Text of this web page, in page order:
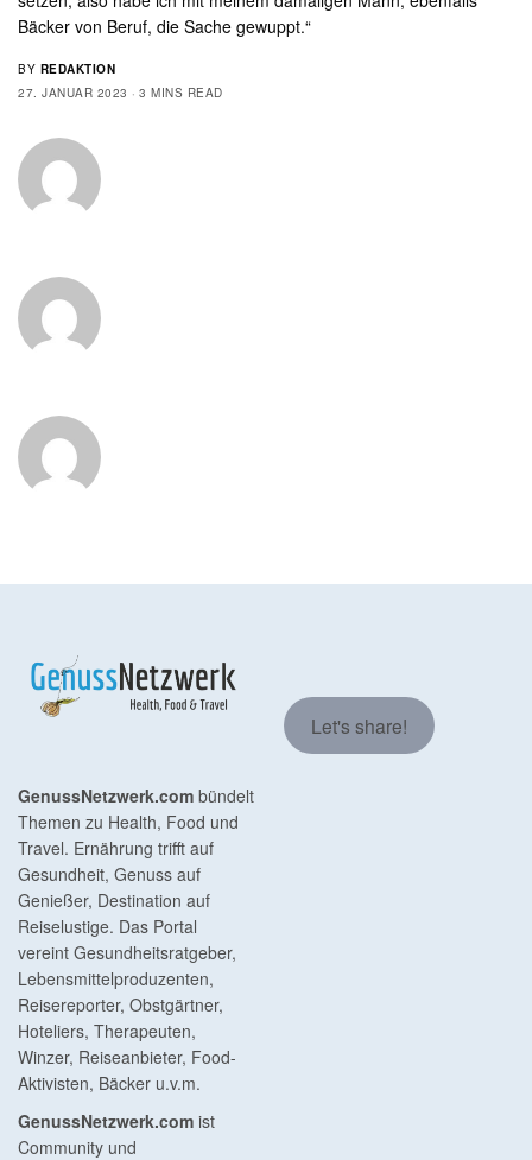
Bäcker von Beruf, die Sache gewuppt.“
BY REDAKTION
27. JANUAR 2023
3 MINS READ
GenussNetzwerk.com bündelt
Themen zu Health, Food und
Travel. Ernährung trifft auf
Gesundheit, Genuss auf
Genießer, Destination auf
Reiselustige. Das Portal
vereint Gesundheitsratgeber,
Lebensmittelproduzenten,
Reisereporter, Obstgärtner,
Hoteliers, Therapeuten,
Winzer, Reiseanbieter, Food-
Aktivisten, Bäcker u.v.m.
GenussNetzwerk.com ist
Community und
Let's share!